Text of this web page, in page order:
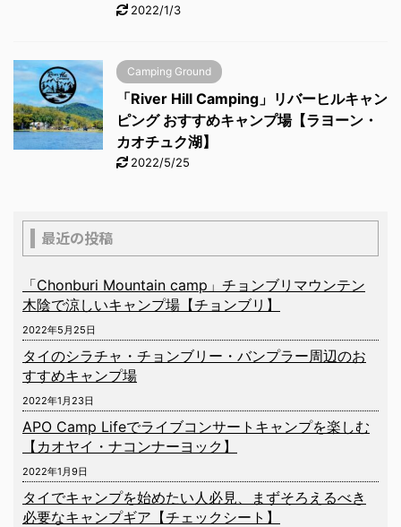
2022/1/3
Camping Ground
「River Hill Camping」リバーヒルキャン
ピング おすすめキャンプ場【ラヨーン・
カオチュク湖】
2022/5/25
最近の投稿
「Chonburi Mountain camp」チョンブリマウンテン
木陰で涼しいキャンプ場【チョンブリ】
2022年5月25日
タイのシラチャ・チョンブリー・バンプラー周辺のお
すすめキャンプ場
2022年1月23日
APO Camp Lifeでライブコンサートキャンプを楽しむ
【カオヤイ・ナコンナーヨック】
2022年1月9日
タイでキャンプを始めたい人必見、まずそろえるべき
必要なキャンプギア【チェックシート】